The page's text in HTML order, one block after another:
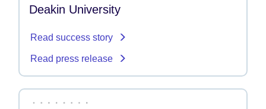
Deakin University
Read success story
Read press release